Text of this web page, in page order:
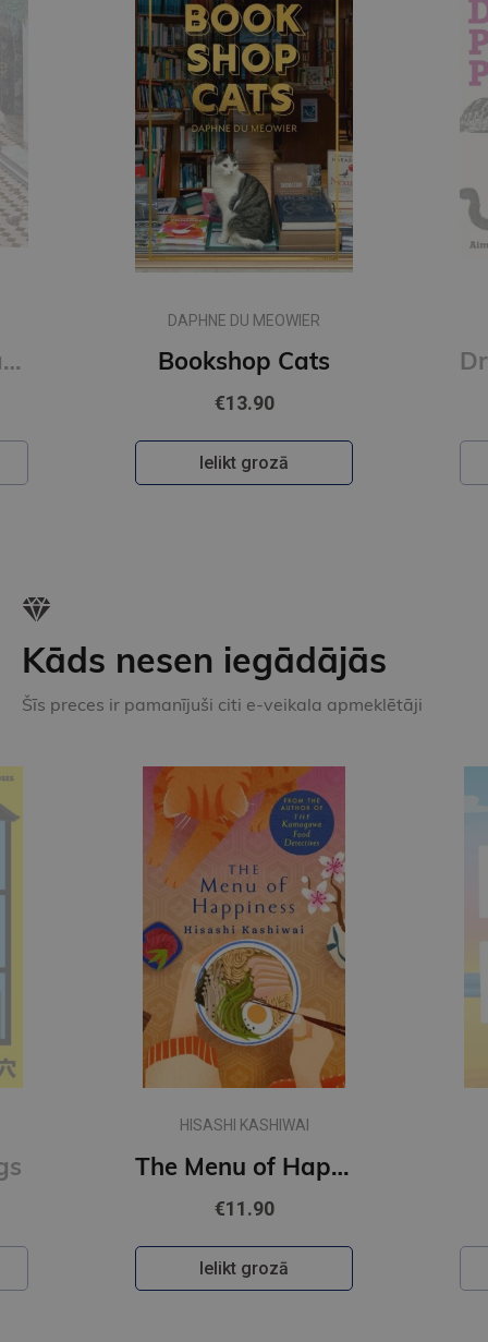
Raqib Shaw : Paradise Lost
DAPHNE DU MEOWIER
Bookshop Cats
€13.90
Ielikt grozā
Kāds nesen iegādājās
Šīs preces ir pamanījuši citi e-veikala apmeklētāji
HISASHI KASHIWAI
The Menu of Happiness
€11.90
Ielikt grozā